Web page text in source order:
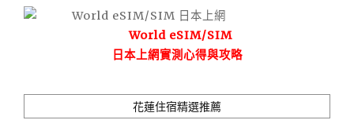
World eSIM/SIM
日本上網實測心得與攻略
花蓮住宿精選推薦